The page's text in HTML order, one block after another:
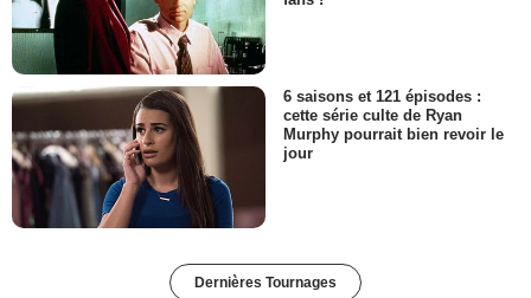
6 saisons et 121 épisodes :
cette série culte de Ryan
Murphy pourrait bien revoir le
jour
Dernières Tournages